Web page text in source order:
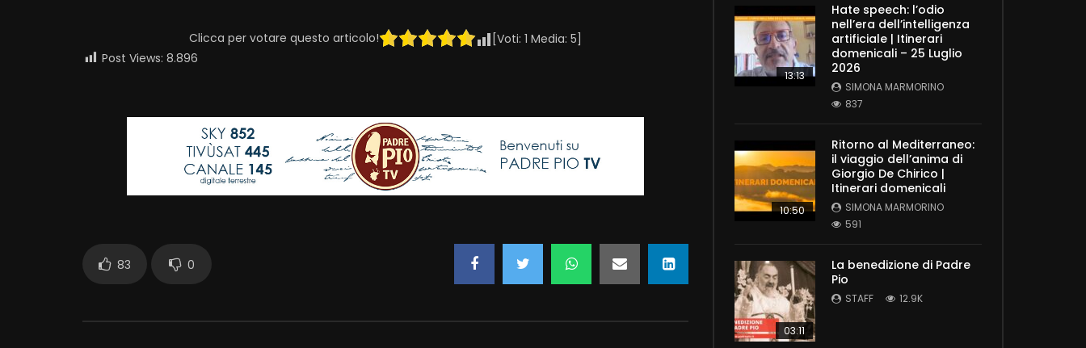
Clicca per votare questo articolo! [Voti: 1 Media: 5
Post Views: 8.896
83 0
13:13
Hate speech: l’odio
nell’era dell’intelligenza
artificiale | Itinerari
domenicali – 25 Luglio
2026
SIMONA MARMORINO
837
10:50
Ritorno al Mediterraneo:
il viaggio dell’anima di
Giorgio De Chirico |
Itinerari domenicali
SIMONA MARMORINO
591
03:11
La benedizione di Padre
Pio
STAFF 12.9K